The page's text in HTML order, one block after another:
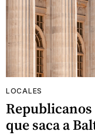
LOCALES
que saca a